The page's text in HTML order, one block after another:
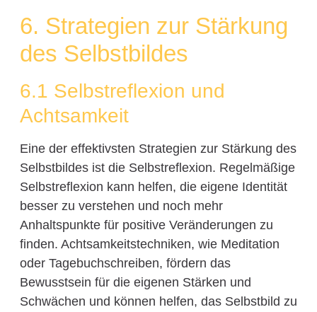
6. Strategien zur Stärkung
des Selbstbildes
6.1 Selbstreflexion und
Achtsamkeit
Eine der effektivsten Strategien zur Stärkung des
Selbstbildes ist die Selbstreflexion. Regelmäßige
Selbstreflexion kann helfen, die eigene Identität
besser zu verstehen und noch mehr
Anhaltspunkte für positive Veränderungen zu
finden. Achtsamkeitstechniken, wie Meditation
oder Tagebuchschreiben, fördern das
Bewusstsein für die eigenen Stärken und
Schwächen und können helfen, das Selbstbild zu